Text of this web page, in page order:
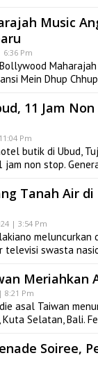
Music
6:36 Pm
Bollywood
Mein Dhup
11 Jam
Pm
butik di Ubud,
non stop.
Tanah Air
| 3:54 Pm
swasta
Meriahkan
8:21 Pm
asal Taiwan
Selatan, Bali.
Soiree,